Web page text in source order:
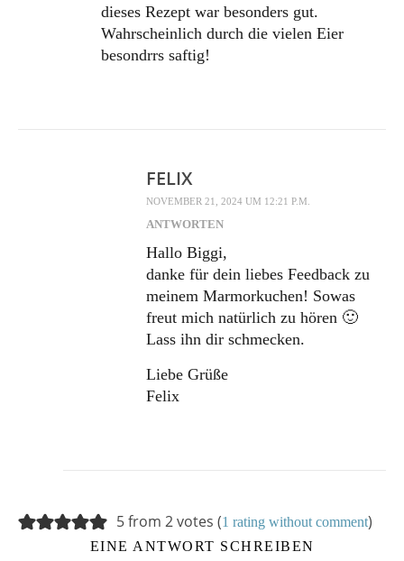
dieses Rezept war besonders gut.
Wahrscheinlich durch die vielen Eier
besondrrs saftig!
FELIX
NOVEMBER 21, 2024 UM 12:21 P.M.
ANTWORTEN
Hallo Biggi,
danke für dein liebes Feedback zu
meinem Marmorkuchen! Sowas
freut mich natürlich zu hören 🙂
Lass ihn dir schmecken.
Liebe Grüße
Felix
5 from 2 votes (1 rating without comment)
EINE ANTWORT SCHREIBEN